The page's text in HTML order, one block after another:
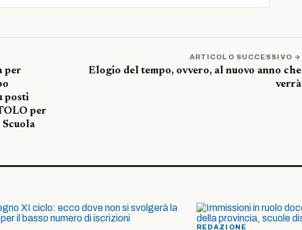
per
posti
per
ARTICOLO SUCCESSIVO →
Elogio del tempo, ovvero, al nuovo anno che
verrà
REDAZIONE